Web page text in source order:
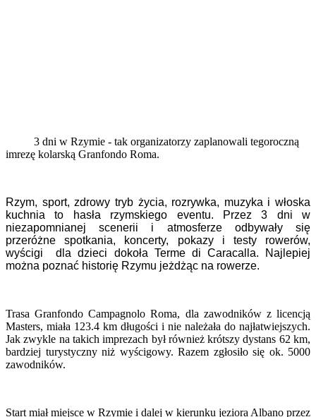
3 dni w Rzymie - tak organizatorzy zaplanowali tegoroczną
imrezę kolarską Granfondo Roma.
Rzym, sport, zdrowy tryb życia, rozrywka, muzyka i włoska
kuchnia to hasła rzymskiego eventu. Przez 3 dni w
niezapomnianej scenerii i atmosferze odbywały się
przeróżne spotkania, koncerty, pokazy i testy rowerów,
wyścigi dla dzieci dokoła Terme di Caracalla. Najlepiej
można poznać historię Rzymu jeżdżąc na rowerze.
Trasa Granfondo Campagnolo Roma, dla zawodników z licencją
Masters, miała 123.4 km długości i nie należała do najłatwiejszych.
Jak zwykle na takich imprezach był również krótszy dystans 62 km,
bardziej turystyczny niż wyścigowy. Razem zgłosiło się ok. 5000
zawodników.
Start miał miejsce w Rzymie i dalej w kierunku jeziora Albano przez